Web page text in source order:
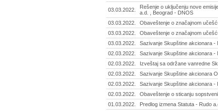
03.03.2022.
Rešenje o uključenju nove
a.d. , Beograd - DNOS
03.03.2022.
Obaveštenje o značajnom
03.03.2022.
Obaveštenje o značajnom
03.03.2022.
Sazivanje Skupštine akcionara -
02.03.2022.
Sazivanje Skupštine akcionara -
02.03.2022.
Izveštaj sa održane vanredne
02.03.2022.
Sazivanje Skupštine akcionara
02.03.2022.
Sazivanje Skupštine akcionara -
02.03.2022.
Obaveštenje o sticanju
01.03.2022.
Predlog izmena Statuta - Rudo